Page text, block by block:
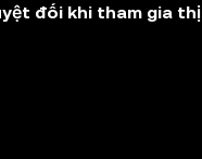
đối khi tham gia thị